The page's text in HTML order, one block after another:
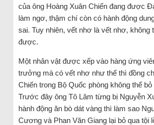
của ông Hoàng Xuân Chiến đang được
làm ngơ, thậm chí còn có hành động
sai. Tuy nhiên, vết nhơ là vết nhơ, không
được.
Một nhân vật được xếp vào hàng ứng
trưởng mà có vết nhơ như thế thì đồng
Chiến trong Bộ Quốc phòng không thể
Trước đây ông Tô Lâm từng bị Nguyễn
hành động ăn bò dát vàng thì làm sao
Cương và Phan Văn Giang lại bỏ qua tội